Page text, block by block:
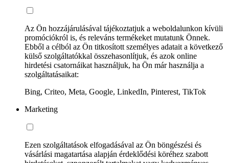
Az Ön hozzájárulásával tájékoztatjuk a weboldalunkon kívüli
promóciókról is, és releváns termékeket mutatunk Önnek.
Ebből a célból az Ön titkosított személyes adatait a következő
külső szolgáltatókkal összehasonlítjuk, és azok online
hirdetési csatornáikat használjuk, ha Ön már használja a
szolgáltatásaikat:
Bing, Criteo, Meta, Google, LinkedIn, Pinterest, TikTok
Marketing
Ezen szolgáltatások elfogadásával az Ön böngészési és
vásárlási magatartása alapján érdeklődési köréhez szabott